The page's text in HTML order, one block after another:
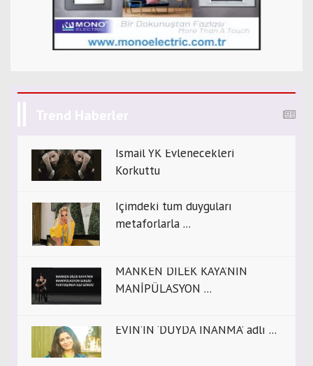
Trend Haberler
İsmail YK Evlenecekleri
Korkuttu
İçimdeki tüm duyguları
metaforlarla ...
MANKEN DİLEK KAYA’NIN
MANİPÜLASYON ...
EVİN’İN ‘DUYDA İNANMA’ adlı ...